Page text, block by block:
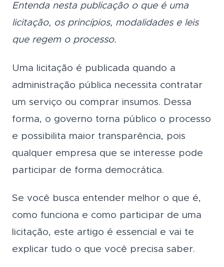
Entenda nesta publicação o que é uma
licitação, os princípios, modalidades e leis
que regem o processo.
Uma licitação é publicada quando a
administração pública necessita contratar
um serviço ou comprar insumos. Dessa
forma, o governo torna público o processo
e possibilita maior transparência, pois
qualquer empresa que se interesse pode
participar de forma democrática.
Se você busca entender melhor o que é,
como funciona e como participar de uma
licitação, este artigo é essencial e vai te
explicar tudo o que você precisa saber.